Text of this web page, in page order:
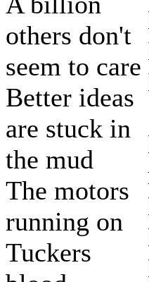
others don't
seem to care
Better ideas
are stuck in
the mud
The motors
running on
Tuckers